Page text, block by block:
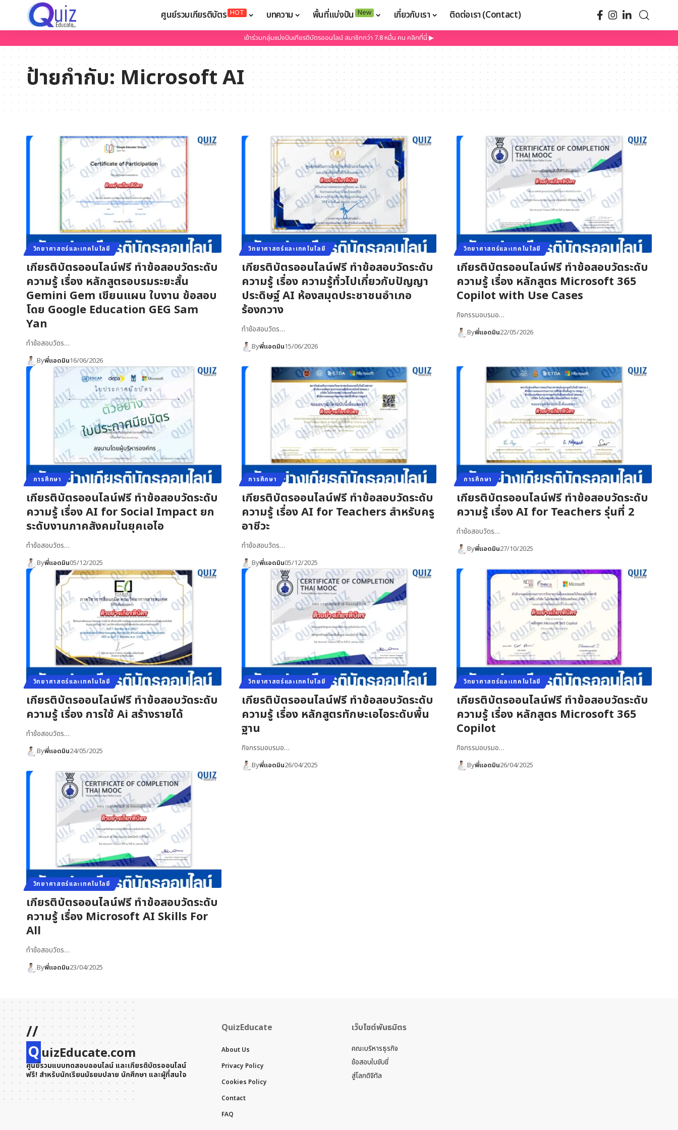
ศูนย์รวมเกียรติบัตร HOT บทความ พื้นที่แบ่งปัน New เกี่ยวกับเรา ติดต่อเรา (Contact)
เข้าร่วมกลุ่มแบ่งปันเกียรติบัตรออนไลน์ สมาชิกกว่า 7.8 หมื่น คน คลิกที่นี่ ▶
ป้ายกำกับ:Microsoft AI
วิทยาศาสตร์และเทคโนโลยี
เกียรติบัตรออนไลน์ฟรี ทำข้อสอบวัดระดับ
ความรู้ เรื่อง หลักสูตรอบรมระยะสั้น
Gemini Gem เขียนแผน ใบงาน ข้อสอบ
โดย Google Education GEG Sam
Yan
ทำข้อสอบวัดร…
Byพี่แอดมิน16/06/2026
วิทยาศาสตร์และเทคโนโลยี
เกียรติบัตรออนไลน์ฟรี ทำข้อสอบวัดระดับ
ความรู้ เรื่อง ความรู้ทั่วไปเกี่ยวกับปัญญา
ประดิษฐ์ AI ห้องสมุดประชาชนอำเภอ
ร้องกวาง
ทำข้อสอบวัดร…
Byพี่แอดมิน15/06/2026
วิทยาศาสตร์และเทคโนโลยี
เกียรติบัตรออนไลน์ฟรี ทำข้อสอบวัดระดับ
ความรู้ เรื่อง หลักสูตร Microsoft 365
Copilot with Use Cases
กิจกรรมอบรมอ…
Byพี่แอดมิน22/05/2026
การศึกษา
เกียรติบัตรออนไลน์ฟรี ทำข้อสอบวัดระดับ
ความรู้ เรื่อง AI for Social Impact ยก
ระดับงานภาคสังคมในยุคเอไอ
ทำข้อสอบวัดร…
Byพี่แอดมิน05/12/2025
การศึกษา
เกียรติบัตรออนไลน์ฟรี ทำข้อสอบวัดระดับ
ความรู้ เรื่อง AI for Teachers สำหรับครู
อาชีวะ
ทำข้อสอบวัดร…
Byพี่แอดมิน05/12/2025
การศึกษา
เกียรติบัตรออนไลน์ฟรี ทำข้อสอบวัดระดับ
ความรู้ เรื่อง AI for Teachers รุ่นที่ 2
ทำข้อสอบวัดร…
Byพี่แอดมิน27/10/2025
วิทยาศาสตร์และเทคโนโลยี
เกียรติบัตรออนไลน์ฟรี ทำข้อสอบวัดระดับ
ความรู้ เรื่อง การใช้ Ai สร้างรายได้
ทำข้อสอบวัดร…
Byพี่แอดมิน24/05/2025
วิทยาศาสตร์และเทคโนโลยี
เกียรติบัตรออนไลน์ฟรี ทำข้อสอบวัดระดับ
ความรู้ เรื่อง หลักสูตรทักษะเอไอระดับพื้น
ฐาน
กิจกรรมอบรมอ…
Byพี่แอดมิน26/04/2025
วิทยาศาสตร์และเทคโนโลยี
เกียรติบัตรออนไลน์ฟรี ทำข้อสอบวัดระดับ
ความรู้ เรื่อง หลักสูตร Microsoft 365
Copilot
กิจกรรมอบรมอ…
Byพี่แอดมิน26/04/2025
วิทยาศาสตร์และเทคโนโลยี
เกียรติบัตรออนไลน์ฟรี ทำข้อสอบวัดระดับ
ความรู้ เรื่อง Microsoft AI Skills For
All
ทำข้อสอบวัดร…
Byพี่แอดมิน23/04/2025
//
QuizEducate.com
ศูนย์รวมแบบทดสอบออนไลน์ และเกียรติบัตรออนไลน์
ฟรี! สำหรับนักเรียนมัธยมปลาย นักศึกษา และผู้ที่สนใจ
QuizEducate
About Us
Privacy Policy
Cookies Policy
Contact
FAQ
เว็บไซต์พันธมิตร
คณะบริหารธุรกิจ
ข้อสอบใบขับขี่
สู่โลกดิจิทัล